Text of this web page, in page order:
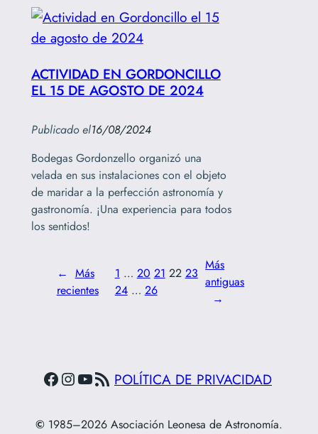
ACTIVIDAD EN GORDONCILLO
EL 15 DE AGOSTO DE 2024
Publicado el16/08/2024
Bodegas Gordonzello organizó una
velada en sus instalaciones con el objeto
de maridar a la perfección astronomía y
gastronomía. ¡Una experiencia para todos
los sentidos!
← Más
recientes
1 … 20 21 22 23
24 … 26
Más
antiguas
→
Facebook
Instagram
YouTube
Feed RSSPOLÍTICA DE PRIVACIDAD
© 1985–2026 Asociación Leonesa de Astronomía.